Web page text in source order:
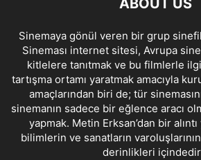
ABOUT US
Sinemaya gönül veren bir grup
Sineması internet sitesi, Avrupa
kitlelere tanıtmak ve bu filmlerle
tartışma ortamı yaratmak amacıyla
amaçlarından biri de; tür
sinemanın sadece bir eğlence aracı
yapmak. Metin Erksan’dan bir
bilimlerin ve sanatların
derinlikleri